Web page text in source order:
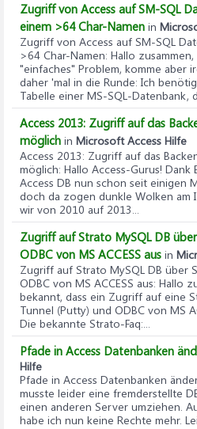
Zugriff von Access auf SM-SQL
einem >64 Char-Namen in
Zugriff von Access auf SM-SQL
>64 Char-Namen: Hallo
"einfaches" Problem, komme aber
daher 'mal in die Runde: Ich
Tabelle einer MS-SQL-Datenbank,
Access 2013: Zugriff auf das
möglich in Microsoft Access Hilfe
Access 2013: Zugriff auf das
möglich: Hallo Access-Gurus!
Access DB nun schon seit einigen
doch da zogen dunkle Wolken am
wir von 2010 auf 2013...
Zugriff auf Strato MySQL DB
ODBC von MS ACCESS aus in
Zugriff auf Strato MySQL DB über
ODBC von MS ACCESS aus: Hallo
bekannt, dass ein Zugriff auf eine
Tunnel (Putty) und ODBC von MS
Die bekannte Strato-Faq:...
Pfade in Access Datenbanken
Hilfe
Pfade in Access Datenbanken
musste leider eine fremderstellte
einen anderen Server umziehen.
habe ich nun keine Rechte mehr.